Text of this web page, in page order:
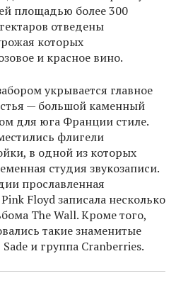
площадью более 300
отведены
которых
и красное вино.
укрывается главное
— большой каменный
для юга Франции стиле.
флигели
в одной из которых
студия звукозаписи.
прославленная
Floyd записала несколько
The Wall. Кроме того,
такие знаменитые
и группа Cranberries.